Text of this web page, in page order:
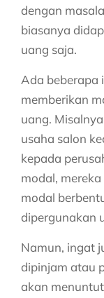
dengan
biasanya
uang saja.
Ada beberapa
memberikan
uang.
usaha salon
kepada
modal,
modal
dipergunakan
Namun, ingat
dipinjam atau
akan